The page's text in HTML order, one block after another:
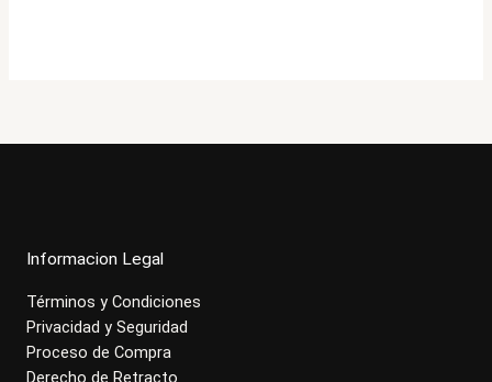
Informacion Legal
Términos y Condiciones
Privacidad y Seguridad
Proceso de Compra
Derecho de Retracto